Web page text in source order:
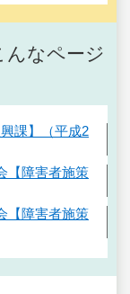
んなページ
課】（平成2
【障害者施策
【障害者施策